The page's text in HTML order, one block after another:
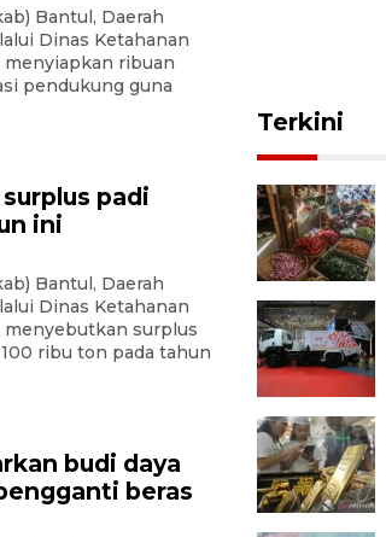
Bantul, Daerah
Dinas Ketahanan
menyiapkan ribuan
pendukung guna
padi
ini
Bantul, Daerah
Dinas Ketahanan
menyebutkan surplus
ribu ton pada tahun
budi daya
beras
Terkini